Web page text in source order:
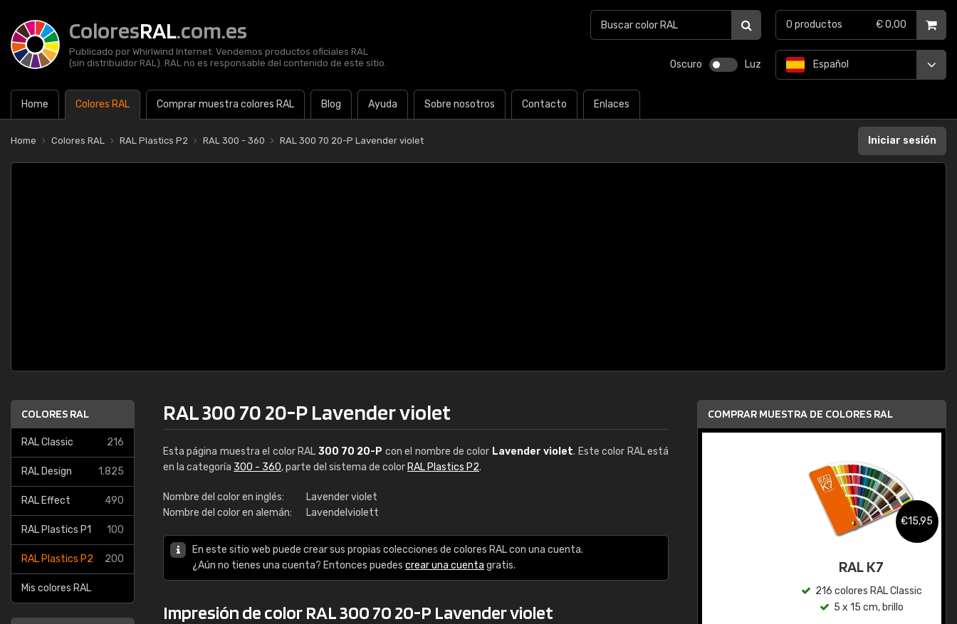
ColoresRAL.com.es
Publicado por Whirlwind Internet. Vendemos productos oficiales RAL
(sin distribuidor RAL). RAL no es responsable del contenido de este sitio.
Oscuro Luz
Home Colores RAL Comprar muestra colores RAL Blog Ayuda Sobre nosotros Contacto Enlaces
Español
0 productos € 0,00
Home Colores RAL RAL Plastics P2 RAL 300 - 360 RAL 300 70 20-P Lavender violet Iniciar sesión
COLORES RAL
RAL Classic 216
RAL Design 1.825
RAL Effect 490
RAL Plastics P1 100
RAL Plastics P2 200
Mis colores RAL
RAL 300 70 20-P Lavender violet
Esta página muestra el color RAL 300 70 20-P con el nombre de color Lavender violet. Este color RAL está
en la categoría 300 - 360, parte del sistema de color RAL Plastics P2.
Nombre del color en inglés:
Lavender violet
Nombre del color en alemán:
Lavendelviolett
En este sitio web puede crear sus propias colecciones de colores RAL con una cuenta.
¿Aún no tienes una cuenta? Entonces puedes crear una cuenta gratis.
Impresión de color RAL 300 70 20-P Lavender violet
COMPRAR MUESTRA DE COLORES RAL
RAL K7 a base de agua
€15,95
RAL K7
216 colores RAL Classic
5 x 15 cm, brillo